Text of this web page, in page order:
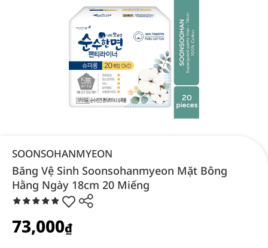
SOONSOHANMYEON
Băng Vệ Sinh Soonsohanmyeon Mặt Bông
Hằng Ngày 18cm 20 Miếng
73,000₫